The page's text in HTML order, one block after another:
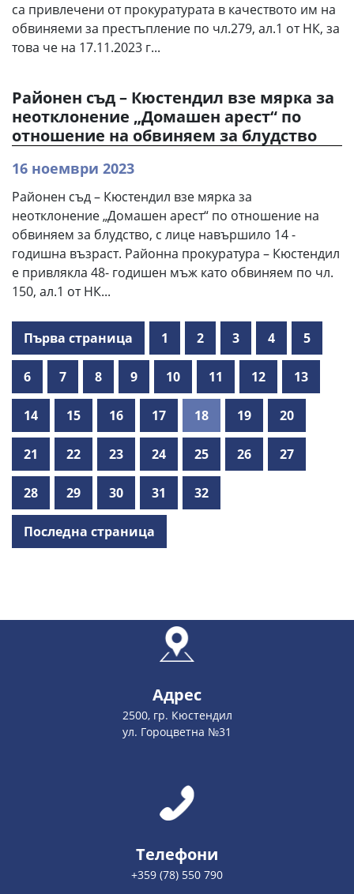
са привлечени от прокуратурата в качеството им на
обвиняеми за престъпление по чл.279, ал.1 от НК, за
това че на 17.11.2023 г...
Районен съд – Кюстендил взе мярка за
неотклонение „Домашен арест“ по
отношение на обвиняем за блудство
16 ноември 2023
Районен съд – Кюстендил взе мярка за
неотклонение „Домашен арест“ по отношение на
обвиняем за блудство, с лице навършило 14 -
годишна възраст. Районна прокуратура – Кюстендил
е привлякла 48- годишен мъж като обвиняем по чл.
150, ал.1 от НК...
Първа страница 1 2 3 4 5
6 7 8 9 10 11 12 13
14 15 16 17 18 19 20
21 22 23 24 25 26 27
28 29 30 31 32
Последна страница
Адрес
2500, гр. Кюстендил
ул. Гороцветна №31
Телефони
+359 (78) 550 790